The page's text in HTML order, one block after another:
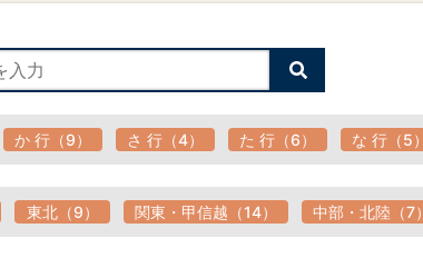
検
索
す
る
か 行（9） さ 行（4） た 行（6） な 行（5）
東北（9） 関東・甲信越（14） 中部・北陸（7）